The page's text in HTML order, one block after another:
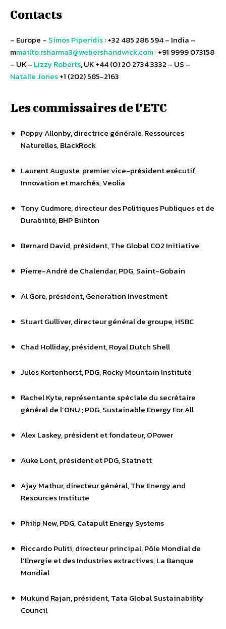
Contacts
– Europe – Simos Piperidis: +32 485 286 594 – India –
mmailto:rsharma3@webershandwick.com: +91 9999 073158
– UK – Lizzy Roberts, UK +44 (0) 20 2734 3332 – US –
Natalie Jones+1 (202) 585-2163
Les commissaires de l’ETC
Poppy Allonby, directrice générale, Ressources
Naturelles, BlackRock
Laurent Auguste, premier vice-président exécutif,
Innovation et marchés, Veolia
Tony Cudmore, directeur des Politiques Publiques et de
Durabilité, BHP Billiton
Bernard David, président, The Global CO2 Initiative
Pierre-André de Chalendar, PDG, Saint-Gobain
Al Gore, président, Generation Investment
Stuart Gulliver, directeur général de groupe, HSBC
Chad Holliday, président, Royal Dutch Shell
Jules Kortenhorst, PDG, Rocky Mountain Institute
Rachel Kyte, représentante spéciale du secrétaire
général de l’ONU ; PDG, Sustainable Energy For All
Alex Laskey, président et fondateur, OPower
Auke Lont, président et PDG, Statnett
Ajay Mathur, directeur général, The Energy and
Resources Institute
Philip New, PDG, Catapult Energy Systems
Riccardo Puliti, directeur principal, Pôle Mondial de
l’Energie et des Industries extractives, La Banque
Mondial
Mukund Rajan, président, Tata Global Sustainability
Council